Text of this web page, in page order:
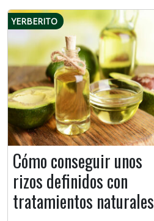
YERBERITO
Cómo conseguir unos
rizos definidos con
tratamientos naturales